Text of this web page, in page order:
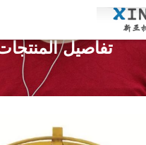
تفاصيل المنتجات